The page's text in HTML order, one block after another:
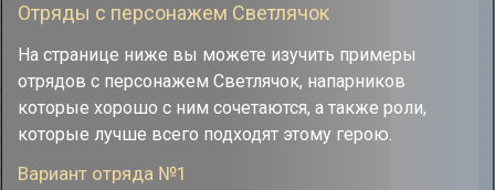
Отряды с персонажем Светлячок
На странице ниже вы можете изучить примеры
отрядов с персонажем Светлячок, напарников
которые хорошо с ним сочетаются, а также роли,
которые лучше всего подходят этому герою.
Вариант отряда №1